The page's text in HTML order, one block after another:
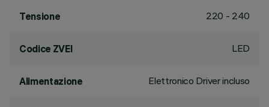
Tensione 220 - 240
Codice ZVEI LED
Alimentazione Elettronico Driver incluso